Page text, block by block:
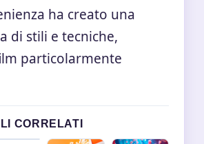
ha creato una
di stili e tecniche,
particolarmente
CORRELATI